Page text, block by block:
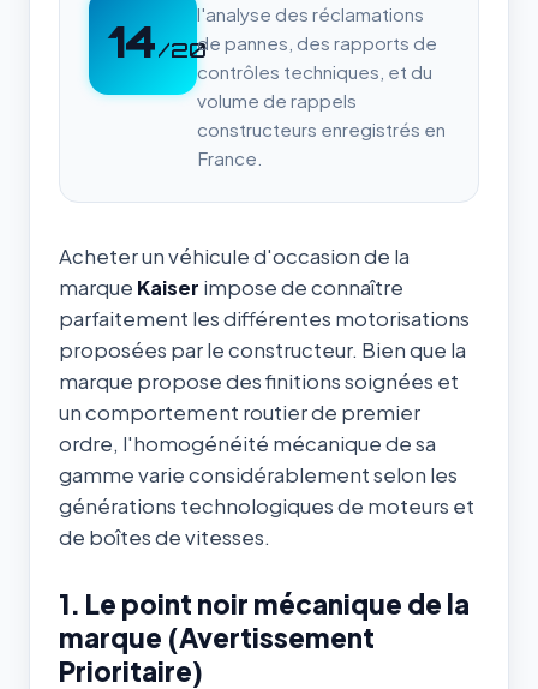
14/20
l'analyse des réclamations
de pannes, des rapports de
contrôles techniques, et du
volume de rappels
constructeurs enregistrés en
France.
Acheter un véhicule d'occasion de la
marque Kaiser impose de connaître
parfaitement les différentes motorisations
proposées par le constructeur. Bien que la
marque propose des finitions soignées et
un comportement routier de premier
ordre, l'homogénéité mécanique de sa
gamme varie considérablement selon les
générations technologiques de moteurs et
de boîtes de vitesses.
1. Le point noir mécanique de la
marque (Avertissement
Prioritaire)